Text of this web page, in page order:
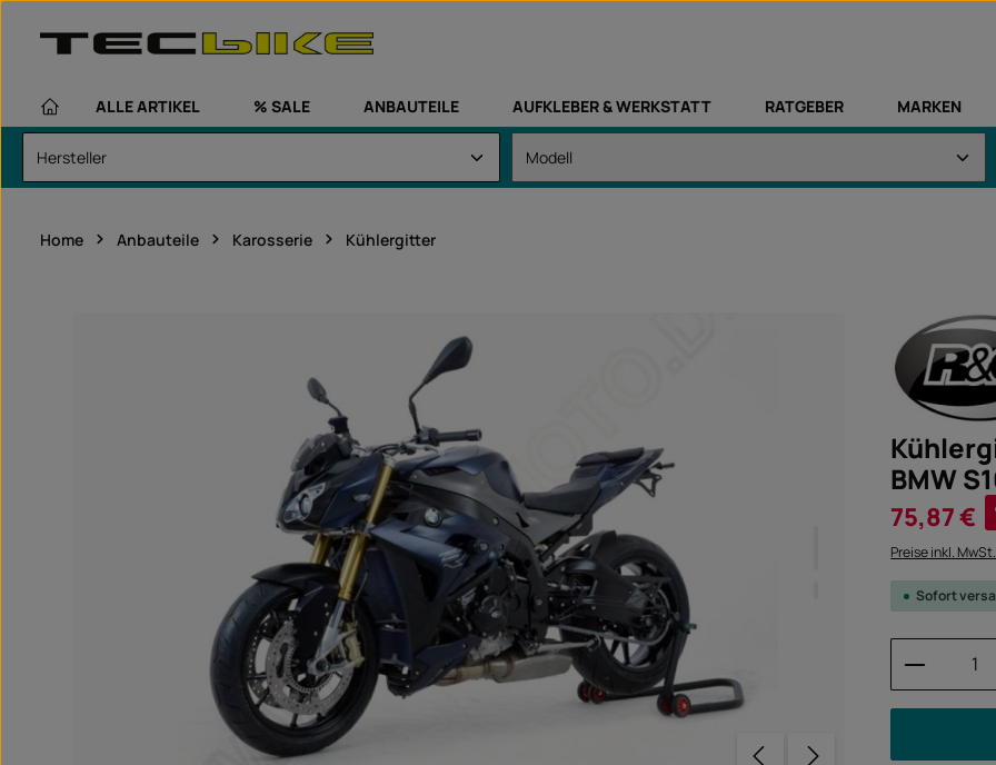
ALLE ARTIKEL % SALE ANBAUTEILE AUFKLEBER & WERKSTATT RATGEBER MARKEN
Home Anbauteile Karosserie Kühlergitter
BMW
Verkaufspreis:
75,87 €
Preise inkl.
Sofort